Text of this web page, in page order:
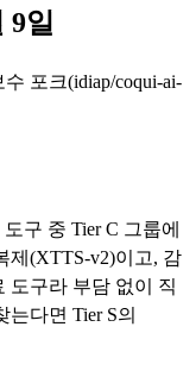
9일
포크(idiap/coqui-ai-
도구 중 TierC 그룹에
제(XTTS-v2)이고, 감
도구라 부담 없이 직
는다면 Tier S의